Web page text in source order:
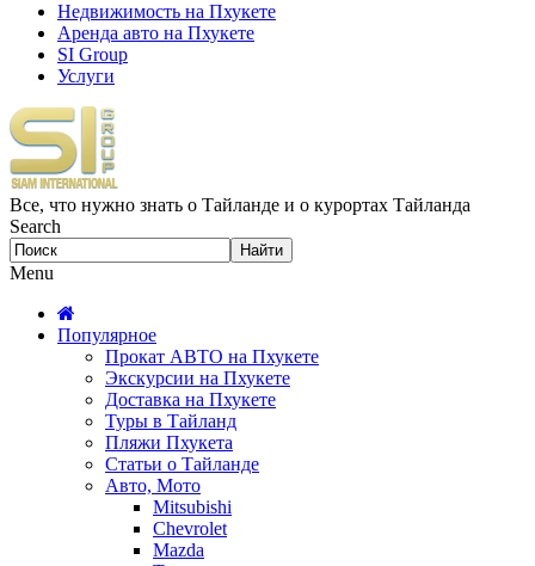
Недвижимость на Пхукете
Аренда авто на Пхукете
SI Group
Услуги
Все, что нужно знать о Тайланде и о курортах Тайланда
Search
Menu
Популярное
Прокат АВТО на Пхукете
Экскурсии на Пхукете
Доставка на Пхукете
Туры в Тайланд
Пляжи Пхукета
Статьи о Тайланде
Авто, Мото
Mitsubishi
Chevrolet
Mazda